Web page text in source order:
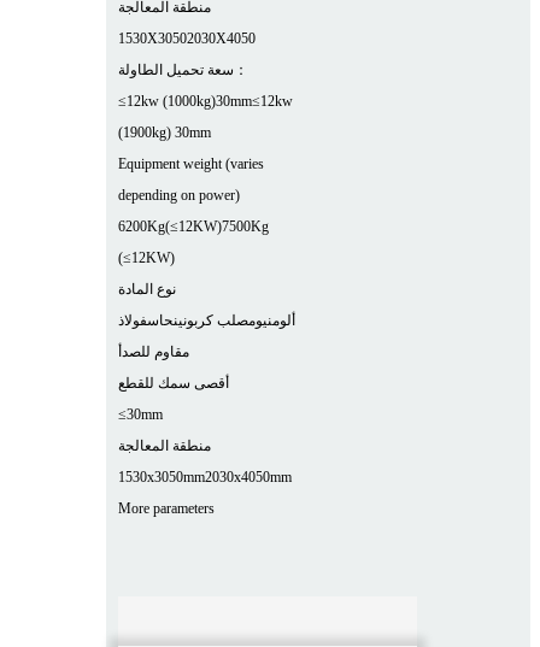
منطقة المعالجة
1530X30502030X4050
سعة تحميل الطاولة：
≤12kw (1000kg)30mm≤12kw
(1900kg) 30mm
Equipment weight (varies
depending on power)
6200Kg(≤12KW)7500Kg
(≤12KW)
نوع المادة
ألومنيومصلب كربونينحاسفولاذ
مقاوم للصدأ
أقصى سمك للقطع
≤30mm
منطقة المعالجة
1530x3050mm2030x4050mm
More parameters